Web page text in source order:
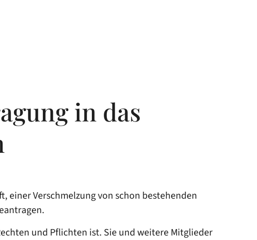
in das
einer Verschmelzung von schon bestehenden
und Pflichten ist. Sie und weitere Mitglieder